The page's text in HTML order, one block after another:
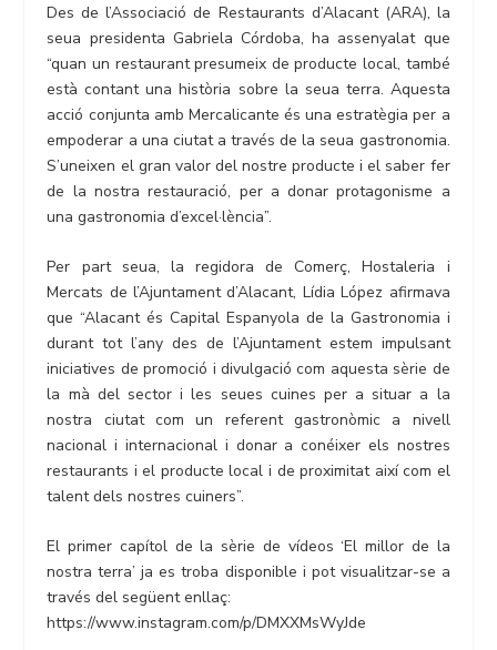
Des de l’Associació de Restaurants d’Alacant (ARA), la
seua presidenta Gabriela Córdoba, ha assenyalat que
“quan un restaurant presumeix de producte local, també
està contant una història sobre la seua terra. Aquesta
acció conjunta amb Mercalicante és una estratègia per a
empoderar a una ciutat a través de la seua gastronomia.
S’uneixen el gran valor del nostre producte i el saber fer
de la nostra restauració, per a donar protagonisme a
una gastronomia d’excel·lència”.
Per part seua, la regidora de Comerç, Hostaleria i
Mercats de l’Ajuntament d’Alacant, Lídia López afirmava
que “Alacant és Capital Espanyola de la Gastronomia i
durant tot l’any des de l’Ajuntament estem impulsant
iniciatives de promoció i divulgació com aquesta sèrie de
la mà del sector i les seues cuines per a situar a la
nostra ciutat com un referent gastronòmic a nivell
nacional i internacional i donar a conéixer els nostres
restaurants i el producte local i de proximitat així com el
talent dels nostres cuiners”.
El primer capítol de la sèrie de vídeos ‘El millor de la
nostra terra’ ja es troba disponible i pot visualitzar-se a
través del següent enllaç:
https://www.instagram.com/p/DMXXMsWyJde